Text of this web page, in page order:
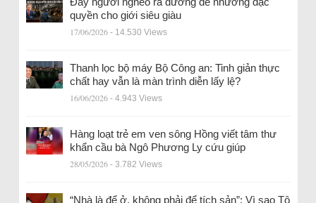
quyền cho giới siêu giàu
17/06/2026 - 14.530 Views
Thanh lọc bộ máy Bộ Công an: Tinh giản thực
chất hay vẫn là màn trình diễn lấy lệ?
16/06/2026 - 4.943 Views
Hàng loạt trẻ em ven sông Hồng viết tâm thư
khẩn cầu bà Ngô Phương Ly cứu giúp
28/05/2026 - 3.782 Views
“Nhà là để ở, không phải để tích sản”: Vì sao Tô